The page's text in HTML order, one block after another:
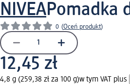
NIVEAPomadka
0 (Oceń produkt)
12,45 zł
4,8 g (259,38 zł za 100 g)w tym VAT plus